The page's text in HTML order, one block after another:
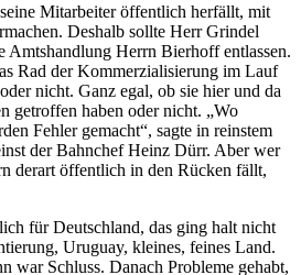
Mitarbeiter öffentlich herfällt, mit
Deshalb sollte Herr Grindel
Amtshandlung Herrn Bierhoff entlassen.
Rad der Kommerzialisierung im Lauf
nicht. Ganz egal, ob sie hier und da
getroffen haben oder nicht. „Wo
Fehler gemacht“, sagte in reinstem
der Bahnchef Heinz Dürr. Aber wer
derart öffentlich in den Rücken fällt,
für Deutschland, das ging halt nicht
Uruguay, kleines, feines Land.
war Schluss. Danach Probleme gehabt,